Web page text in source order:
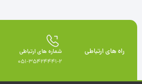
راه های ارتباطی
شماره های ارتباطی
051-35424441-2